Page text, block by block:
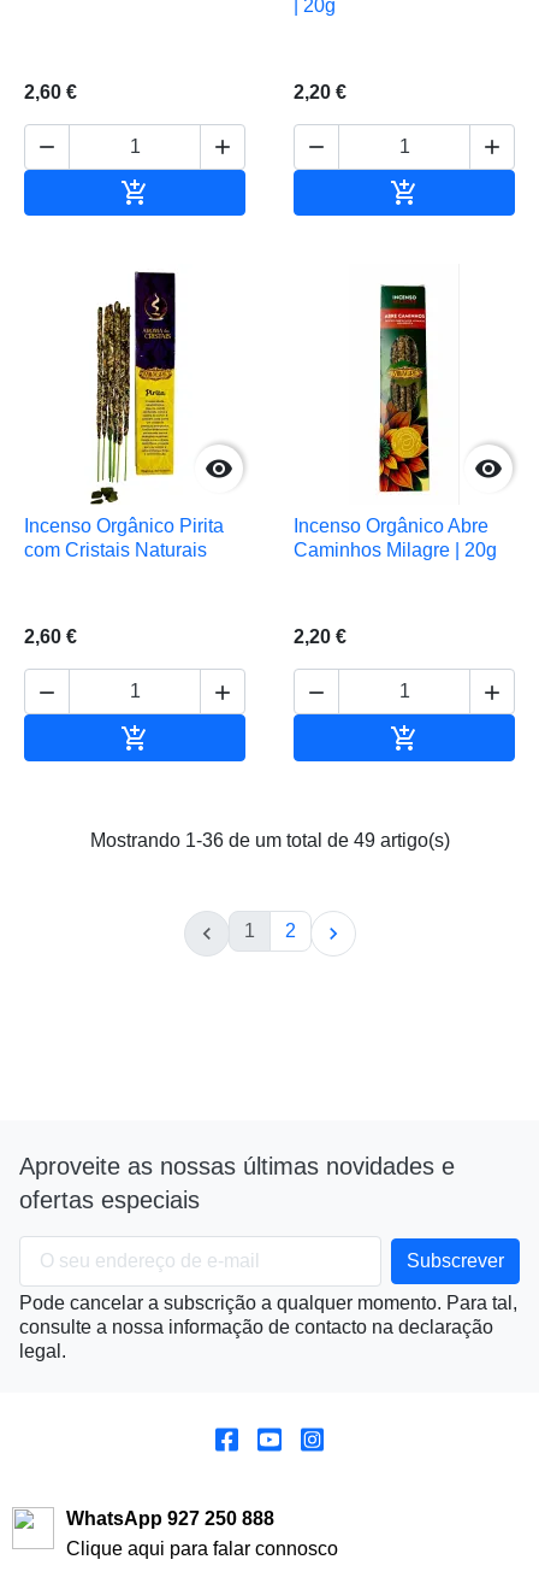
2,60 €
 

| 20g
2,20 €
 


Incenso Orgânico Pirita
com Cristais Naturais
2,60 €
 


Incenso Orgânico Abre
Caminhos Milagre | 20g
2,20 €
 

Mostrando 1-36 de um total de 49 artigo(s)
 1 2 
Aproveite as nossas últimas novidades e
ofertas especiais
Pode cancelar a subscrição a qualquer momento. Para tal,
consulte a nossa informação de contacto na declaração
legal.
WhatsApp 927 250 888
Clique aqui para falar connosco